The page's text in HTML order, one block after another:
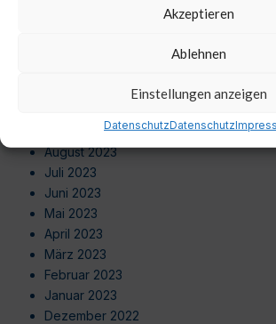
Akzeptieren
Ablehnen
Einstellungen anzeigen
DatenschutzDatenschutz
November 2023
September 2023
August 2023
Juli 2023
Juni 2023
Mai 2023
April 2023
März 2023
Februar 2023
Januar 2023
Dezember 2022